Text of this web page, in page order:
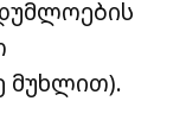
მუხლით).